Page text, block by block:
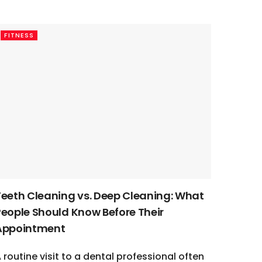
FITNESS
Cleaning vs. Deep Cleaning: What
Should Know Before Their
routine visit to a dental professional often